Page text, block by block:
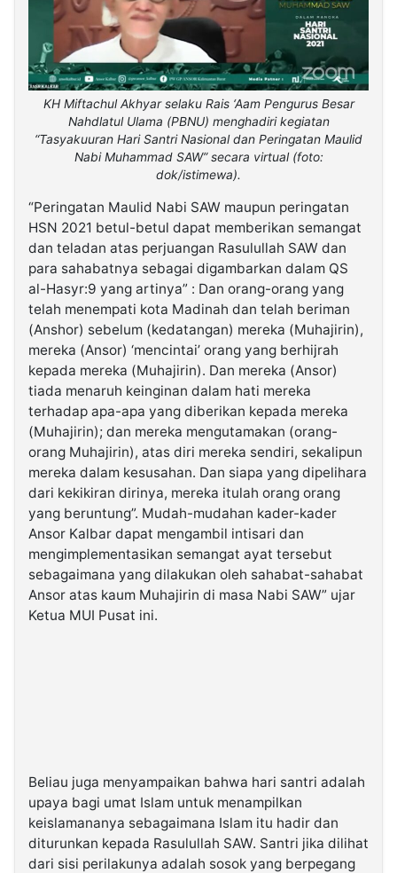
KH Miftachul Akhyar selaku Rais ‘Aam Pengurus Besar
Nahdlatul Ulama (PBNU) menghadiri kegiatan
“Tasyakuuran Hari Santri Nasional dan Peringatan Maulid
Nabi Muhammad SAW” secara virtual (foto:
dok/istimewa).
“Peringatan Maulid Nabi SAW maupun peringatan
HSN 2021 betul-betul dapat memberikan semangat
dan teladan atas perjuangan Rasulullah SAW dan
para sahabatnya sebagai digambarkan dalam QS
al-Hasyr:9 yang artinya” : Dan orang-orang yang
telah menempati kota Madinah dan telah beriman
(Anshor) sebelum (kedatangan) mereka (Muhajirin),
mereka (Ansor) ‘mencintai’ orang yang berhijrah
kepada mereka (Muhajirin). Dan mereka (Ansor)
tiada menaruh keinginan dalam hati mereka
terhadap apa-apa yang diberikan kepada mereka
(Muhajirin); dan mereka mengutamakan (orang-
orang Muhajirin), atas diri mereka sendiri, sekalipun
mereka dalam kesusahan. Dan siapa yang dipelihara
dari kekikiran dirinya, mereka itulah orang orang
yang beruntung”. Mudah-mudahan kader-kader
Ansor Kalbar dapat mengambil intisari dan
mengimplementasikan semangat ayat tersebut
sebagaimana yang dilakukan oleh sahabat-sahabat
Ansor atas kaum Muhajirin di masa Nabi SAW” ujar
Ketua MUI Pusat ini.
Beliau juga menyampaikan bahwa hari santri adalah
upaya bagi umat Islam untuk menampilkan
keislamananya sebagaimana Islam itu hadir dan
diturunkan kepada Rasulullah SAW. Santri jika dilihat
dari sisi perilakunya adalah sosok yang berpegang